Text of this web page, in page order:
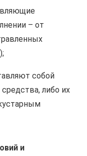
– от
собой
либо их
и